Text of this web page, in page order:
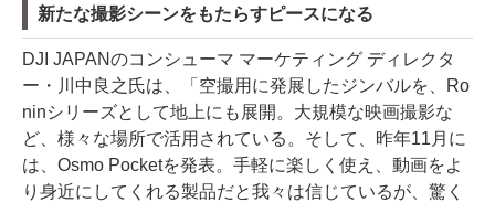
新たな撮影シーンをもたらすピースになる
DJI JAPANのコンシューマ マーケティング ディレクタ
ー・川中良之氏は、「空撮用に発展したジンバルを、Ro
ninシリーズとして地上にも展開。大規模な映画撮影な
ど、様々な場所で活用されている。そして、昨年11月に
は、Osmo Pocketを発表。手軽に楽しく使え、動画をよ
り身近にしてくれる製品だと我々は信じているが、驚く